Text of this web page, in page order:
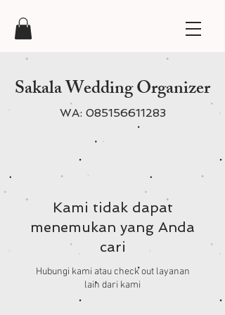
Sakala Wedding Organizer
WA: 085156611283
Kami tidak dapat
menemukan yang Anda
cari
Hubungi kami atau check out layanan
lain dari kami